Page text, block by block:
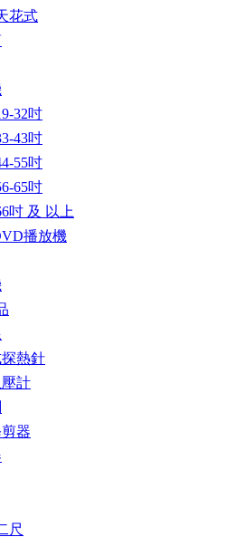
花式
32吋
43吋
55吋
65吋
吋 及 以上
播放機
熱針
計
器
尺